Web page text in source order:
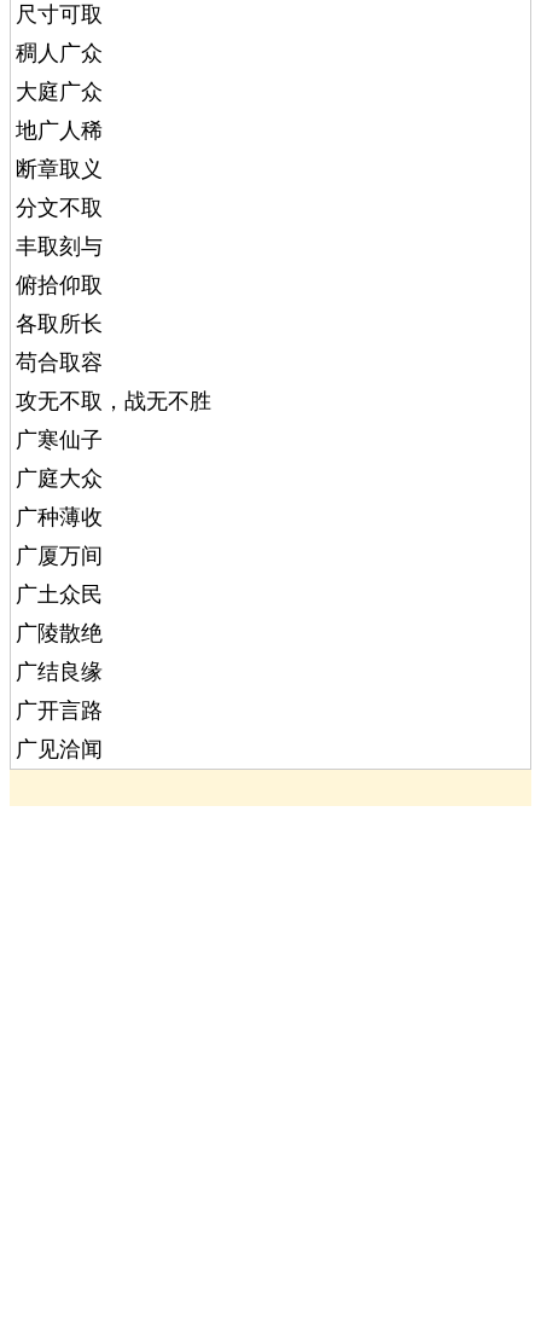
尺寸可取
稠人广众
大庭广众
地广人稀
断章取义
分文不取
丰取刻与
俯拾仰取
各取所长
苟合取容
攻无不取，战无不胜
广寒仙子
广庭大众
广种薄收
广厦万间
广土众民
广陵散绝
广结良缘
广开言路
广见洽闻